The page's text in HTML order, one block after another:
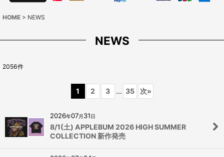
HOME > NEWS
NEWS
2056件
1 2 3 ... 35 次»
2026年07月 31日
8/1(土) APPLEBUM 2026 HIGH SUMMER
COLLECTION 新作発売